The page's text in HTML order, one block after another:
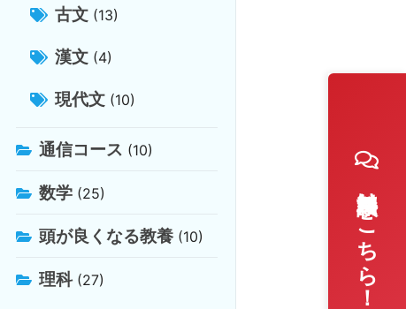
古文(13)
漢文(4)
現代文(10)
通信コース (10)
数学(25)
頭が良くなる教養(10)
理科(27) 無料相談はこちら！